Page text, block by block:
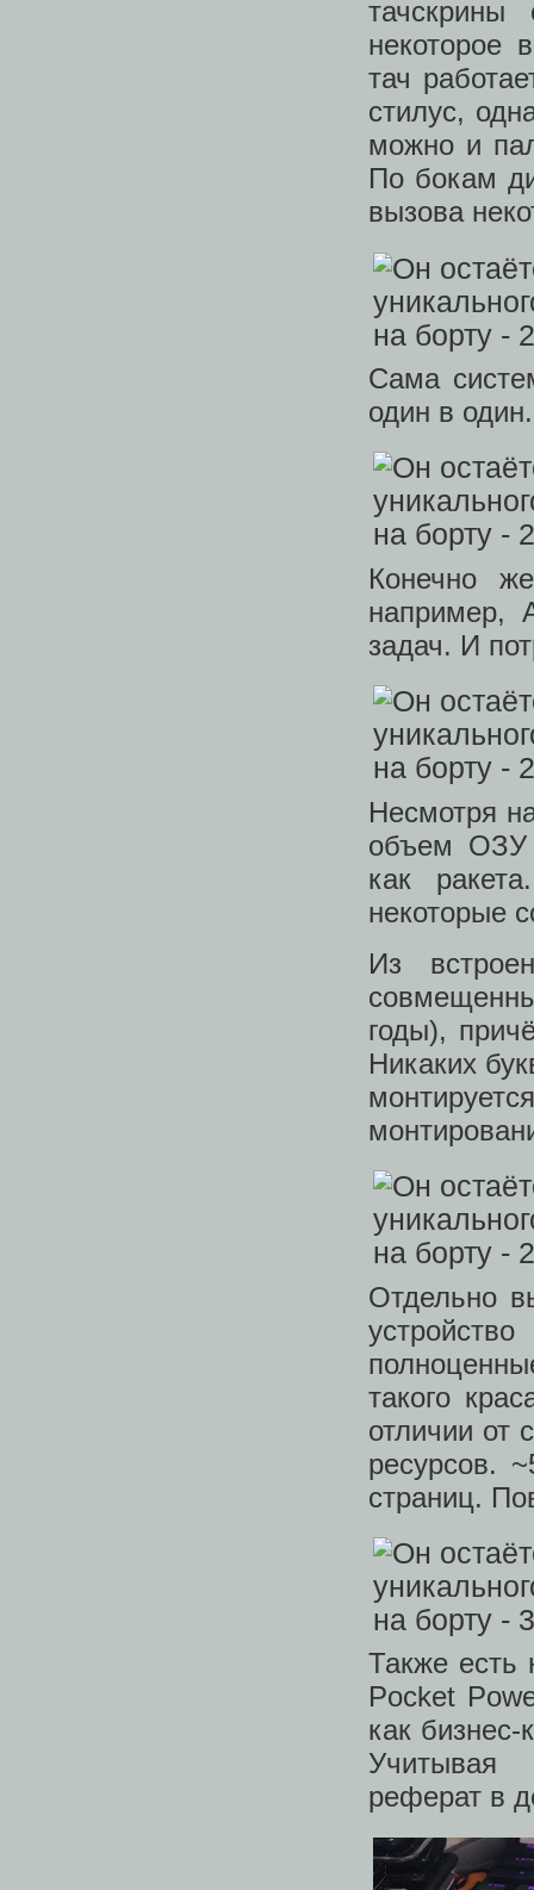
некоторое
тач
стилус,
можно и
По бокам
вызова
Сама
один в один.
Конечно
например,
задач. И
Несмотря
объем ОЗУ
как
некоторые
Из
годы),
Никаких
Отдельно
такого
отличии от
ресурсов.
страниц.
Также есть
Pocket
как
Учитывая
реферат в